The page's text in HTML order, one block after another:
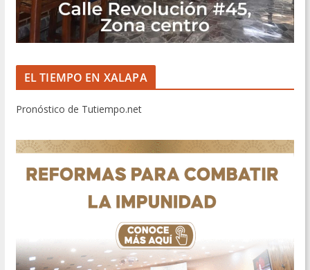
EL TIEMPO EN XALAPA
Pronóstico de Tutiempo.net